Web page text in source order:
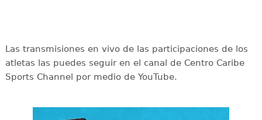
Las transmisiones en vivo de las participaciones de los
atletas las puedes seguir en el canal de Centro Caribe
Sports Channel por medio de YouTube.